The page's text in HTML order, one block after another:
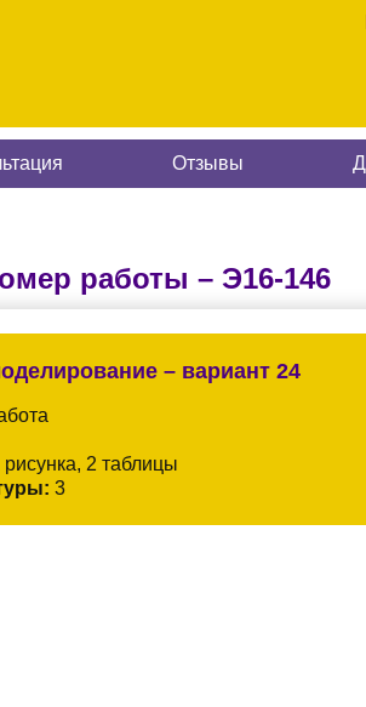
Отзывы
работы – Э16-146
– вариант 24
рисунка, 2 таблицы
3